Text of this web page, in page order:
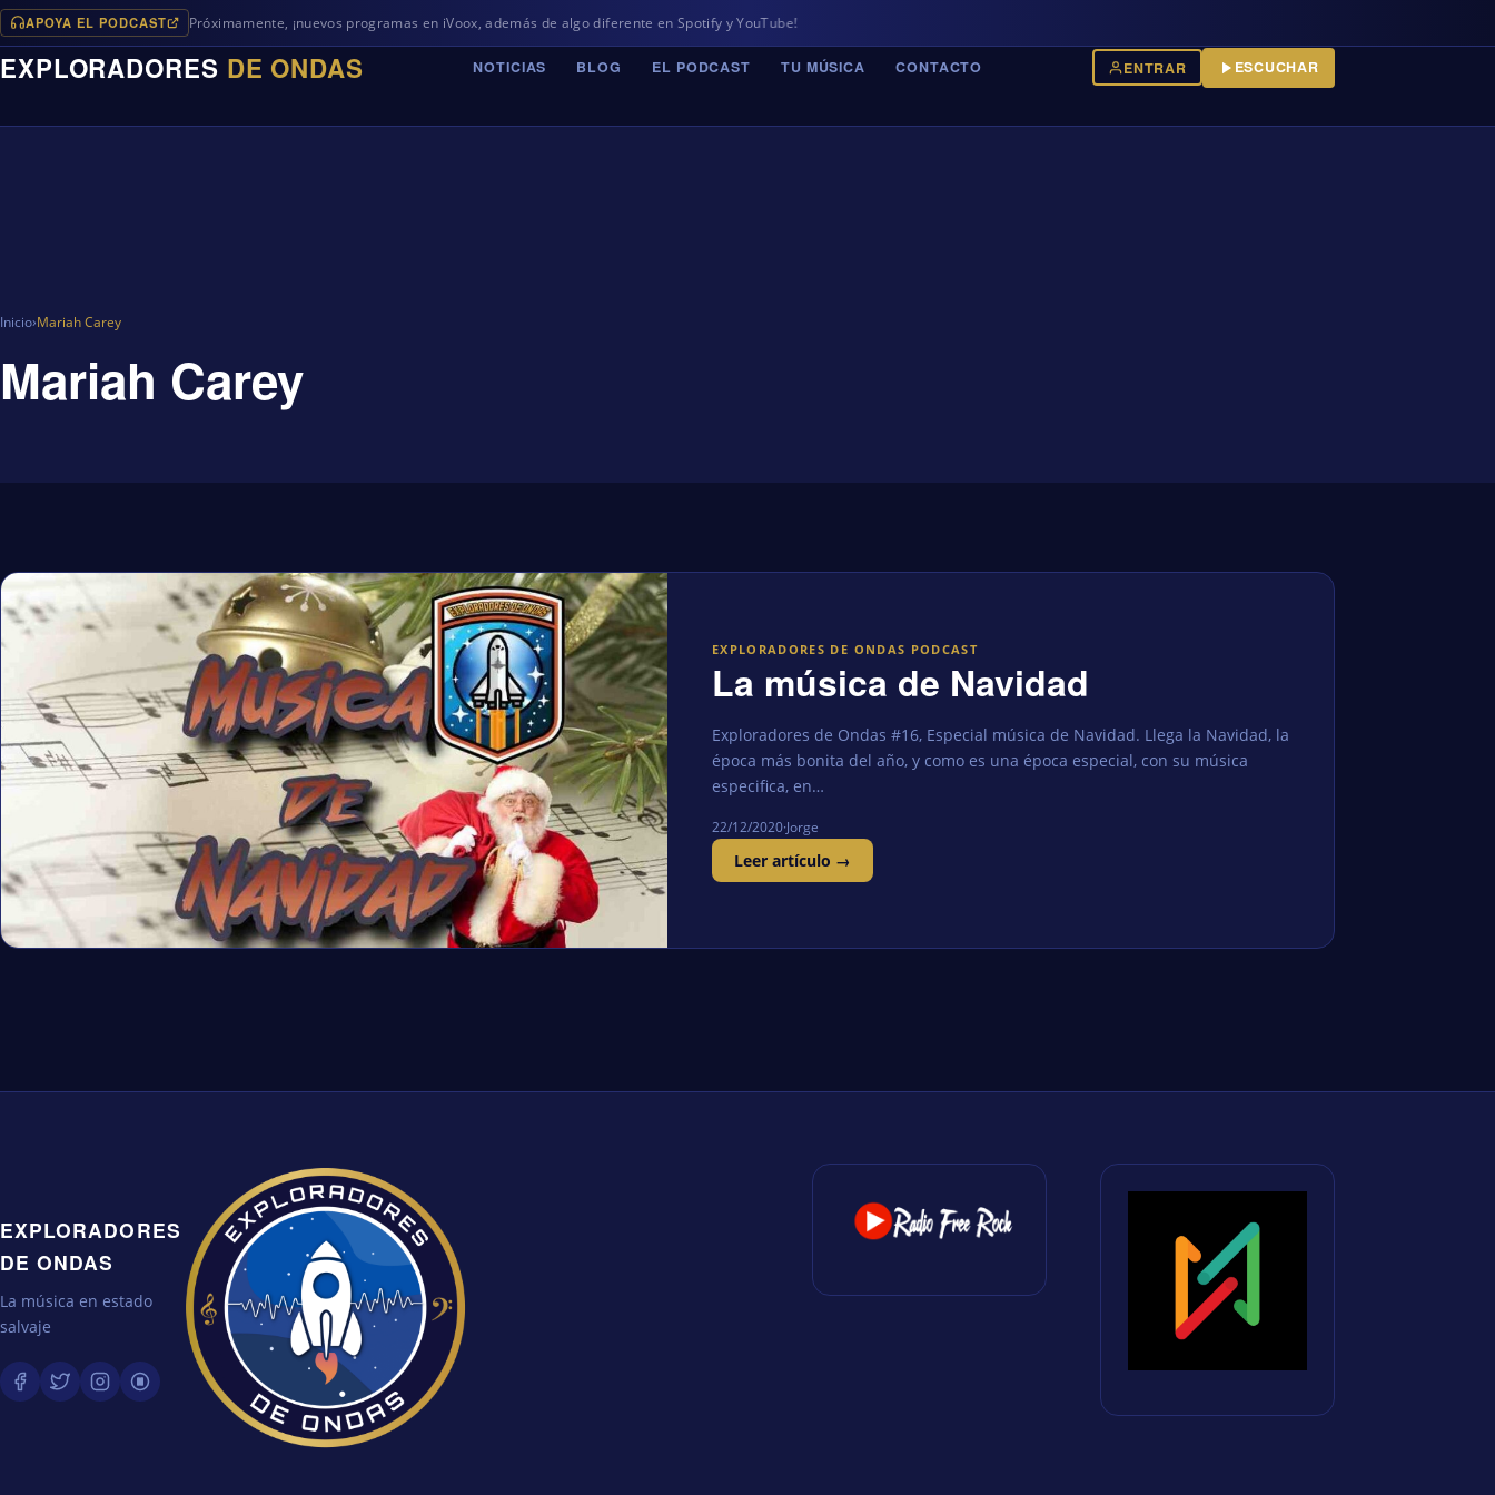
APOYA EL PODCASTPróximamente, ¡nuevos programas en iVoox, además de algo diferente en Spotify y YouTube!
EXPLORADORES DE ONDAS NOTICIAS BLOG EL PODCAST TU MÚSICA CONTACTO ENTRAR ESCUCHAR
Inicio›Mariah Carey
Mariah Carey
EXPLORADORES DE ONDAS PODCAST
La música de Navidad
Exploradores de Ondas #16, Especial música de Navidad. Llega la Navidad, la
época más bonita del año, y como es una época especial, con su música
especifica, en…
22/12/2020·Jorge
Leer artículo →
EXPLORADORES
DE ONDAS
La música en estado
salvaje